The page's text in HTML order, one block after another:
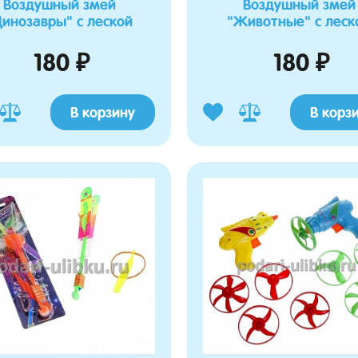
и не тяжёлый для
переноске "Маленько чудо"
Матрасик универсальный с отворотом
Воздушный змей
с леской
180 ₽
В корзину
Воздушный змей
"Животные" с
180 ₽
В